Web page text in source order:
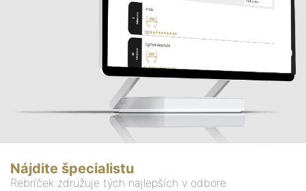
Nájdite špecialistu
Rebríček združuje tých najlepších v odbore